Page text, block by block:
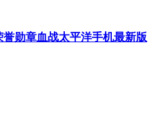
誉勋章血战太平洋手机最新版